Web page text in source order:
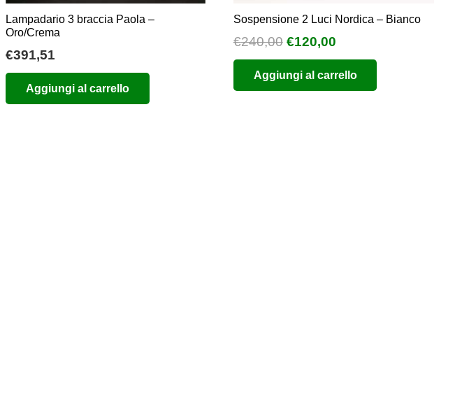
Lampadario 3 braccia Paola –
Oro/Crema
€391,51
Aggiungi al carrello
Sospensione 2 Luci Nordica – Bianco
€240,00 Il
prezzo
originale
era:
€120,00Il
prezzo
attuale
è:
Aggiungi al carrello